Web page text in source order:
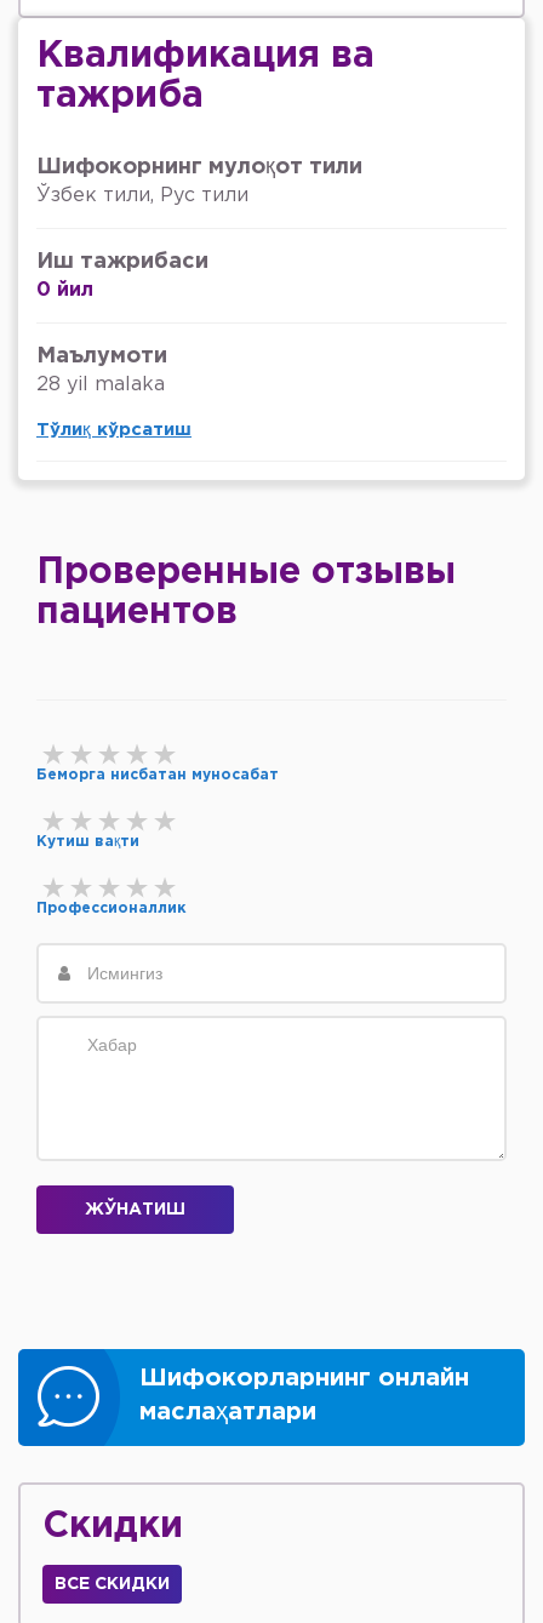
Квалификация ва
тажриба
Шифокорнинг мулоқот тили
Ўзбек тили, Рус тили
Иш тажрибаси
0 йил
Маълумоти
28 yil malaka
Тўлиқ кўрсатиш
Проверенные отзывы
пациентов
Беморга нисбатан муносабат
Кутиш вақти
Профессионаллик
ЖЎНАТИШ
Шифокорларнинг онлайн
маслаҳатлари
Скидки
ВСЕ СКИДКИ